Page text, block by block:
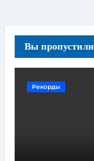
Вы пропустили
Рекорды